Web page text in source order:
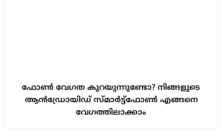
ഫോൺ വേഗത കുറയുന്നുണ്ടോ? നിങ്ങളുടെ
ആൻഡ്രോയിഡ് സ്മാർട്ട്‌ഫോൺ എങ്ങനെ
വേഗത്തിലാക്കാം